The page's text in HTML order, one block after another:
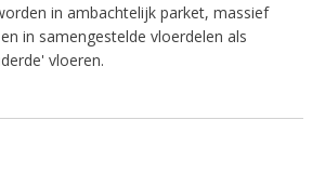
in ambachtelijk parket, massief
in samengestelde vloerdelen als
vloeren.